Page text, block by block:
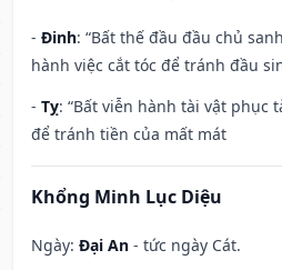
- Đinh: “Bất thế đầu đầu chủ
hành việc cắt tóc để tránh đầu
- Tỵ: “Bất viễn hành tài vật phục
để tránh tiền của mất mát
Khổng Minh Lục Diệu
Ngày: Đại An - tức ngày Cát.